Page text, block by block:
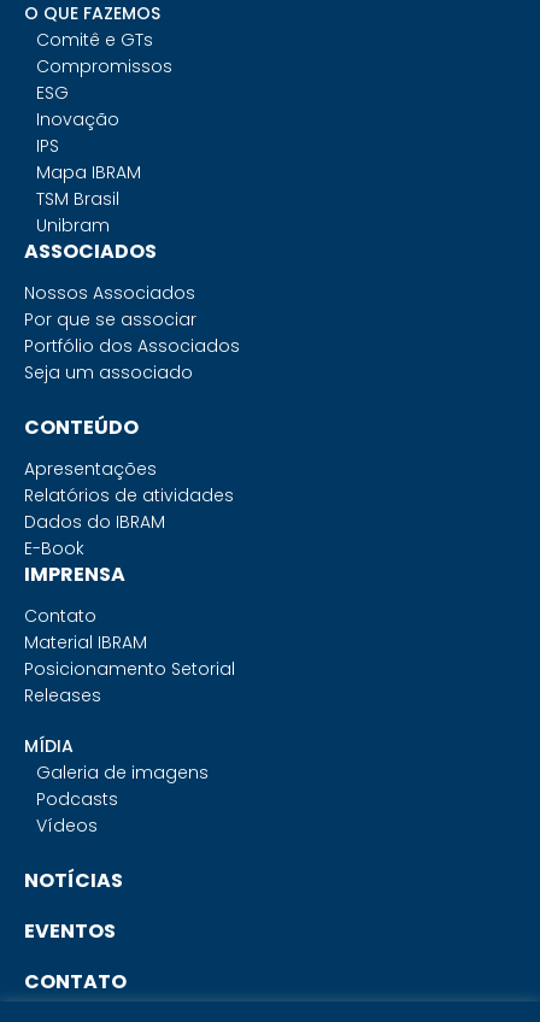
O QUE FAZEMOS
Comitê e GTs
Compromissos
ESG
Inovação
IPS
Mapa IBRAM
TSM Brasil
Unibram
ASSOCIADOS
Nossos Associados
Por que se associar
Portfólio dos Associados
Seja um associado
CONTEÚDO
Apresentações
Relatórios de atividades
Dados do IBRAM
E-Book
IMPRENSA
Contato
Material IBRAM
Posicionamento Setorial
Releases
MÍDIA
Galeria de imagens
Podcasts
Vídeos
NOTÍCIAS
EVENTOS
CONTATO